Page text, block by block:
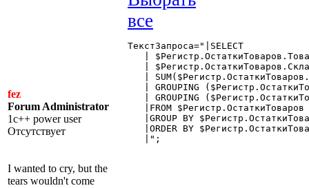
fez
Forum Administrator
1c++ power user
Отсутствует
I wanted to cry, but the
tears wouldn't come
ТекстЗапроса="|SELECT
|
|
|
| GROUPING
| GROUPING
   |FROM $Регистр.ОстаткиТоваров
|GROUP BY
|ORDER BY
   |";